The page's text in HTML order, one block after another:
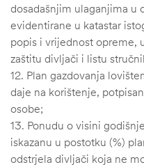
dosadašnjim ulaganjima u
evidentirane u katastar
popis i vrijednost opreme,
zaštitu divljači i listu
12. Plan gazdovanja
daje na korištenje,
osobe;
13. Ponudu o visini
iskazanu u postotku (%)
odstrjela divljači koja ne